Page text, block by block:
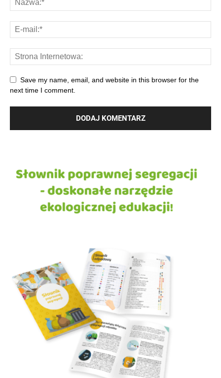
Save my name, email, and website in this browser for the
next time I comment.